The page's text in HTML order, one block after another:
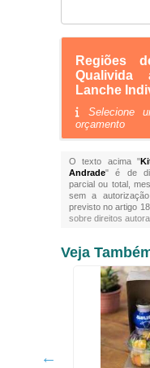
Regiões
Lanche
Selecione
orçamento
O texto acima "
Andrade" é de
parcial ou total,
sem a
previsto no artigo
sobre direitos
Veja